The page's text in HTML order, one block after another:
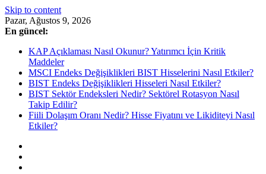
Skip to content
Pazar, Ağustos 9, 2026
En güncel:
KAP Açıklaması Nasıl Okunur? Yatırımcı İçin Kritik
Maddeler
MSCI Endeks Değişiklikleri BIST Hisselerini Nasıl Etkiler?
BIST Endeks Değişiklikleri Hisseleri Nasıl Etkiler?
BIST Sektör Endeksleri Nedir? Sektörel Rotasyon Nasıl
Takip Edilir?
Fiili Dolaşım Oranı Nedir? Hisse Fiyatını ve Likiditeyi Nasıl
Etkiler?